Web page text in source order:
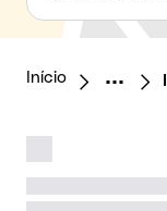
Início